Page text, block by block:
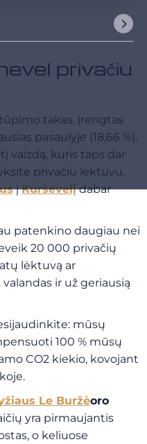
privačiu
takas, įrengtas
pasaulyje (18,66 %),
vaizdą, kuris taps dar
privačiu lėktuvu.
įKurševelįdabar
patenkino daugiau nei
20 000 privačių
lėktuvą ar
ir už geriausią
mūsų
100 % mūsų
CO2 kiekio, kovojant
Le Buržėoro
yra pirmaujantis
o keliuose